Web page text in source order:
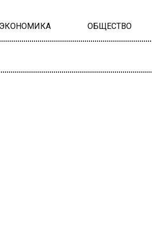
ЭКОНОМИКА ОБЩЕСТВО